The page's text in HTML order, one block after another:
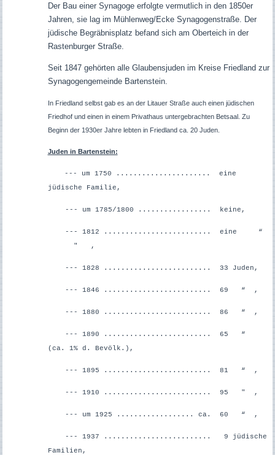
Der Bau einer Synagoge erfolgte vermutlich in den 1850er
Jahren, sie lag im Mühlenweg/Ecke Synagogenstraße. Der
jüdische Begräbnisplatz befand sich am Oberteich in der
Rastenburger Straße.
Seit 1847 gehörten alle Glaubensjuden im Kreise Friedland zur
Synagogengemeinde Bartenstein.
In Friedland selbst gab es an der Litauer Straße auch einen jüdischen
Friedhof und einen in einem Privathaus untergebrachten Betsaal. Zu
Beginn der 1930er Jahre lebten in Friedland ca. 20 Juden.
Juden in Bartenstein:
--- um 1750 ...................... eine
jüdische Familie,
--- um 1785/1800 ................. keine,
--- 1812 ......................... eine “
" ,
--- 1828 ......................... 33 Juden,
--- 1846 ......................... 69 “ ,
--- 1880 ......................... 86 “ ,
--- 1890 ......................... 65 “
(ca. 1% d. Bevölk.),
--- 1895 ......................... 81 “ ,
--- 1910 ......................... 95 " ,
--- um 1925 .................. ca. 60 “ ,
--- 1937 ......................... 9 jüdische
Familien,